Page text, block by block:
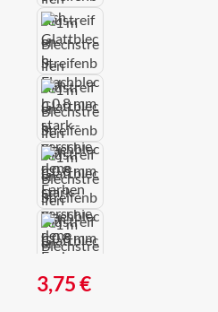
Regulärer Preis:
3,75 €